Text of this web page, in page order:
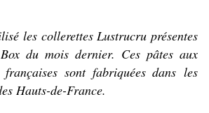
les collerettes Lustrucru présentes
du mois dernier. Ces pâtes aux
sont fabriquées dans les
Hauts-de-France.